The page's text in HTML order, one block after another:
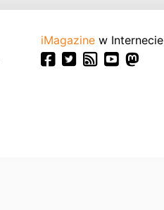
iMagazine w Internecie